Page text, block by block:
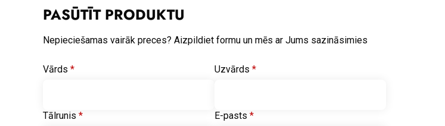
PASŪTĪT PRODUKTU
Nepieciešamas vairāk preces? Aizpildiet formu un mēs ar Jums sazināsimies
Vārds * Uzvārds *
Tālrunis * E-pasts *